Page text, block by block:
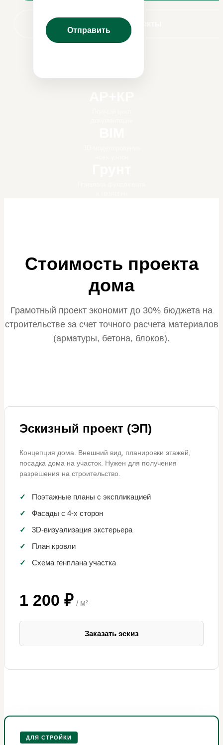
Наши проекты
Стоимость проекта
дома
Грамотный проект экономит до 30% бюджета на
строительстве за счет точного расчета материалов
(арматуры, бетона, блоков).
Эскизный проект (ЭП)
Концепция дома. Внешний вид, планировки этажей,
посадка дома на участок. Нужен для получения
разрешения на строительство.
✓
Поэтажные планы с экспликацией
✓
Фасады с 4-х сторон
✓
3D-визуализация экстерьера
✓
План кровли
✓
Схема генплана участка
1 200 ₽ / м²
Заказать эскиз
ДЛЯ СТРОЙКИ